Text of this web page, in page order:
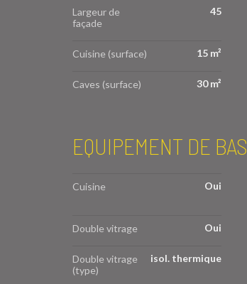
Largeur de
façade
45
Cuisine (surface) 15 m²
Caves (surface) 30 m²
EQUIPEMENT DE
Cuisine Oui
Double vitrage Oui
Double vitrage
(type)
isol. thermique